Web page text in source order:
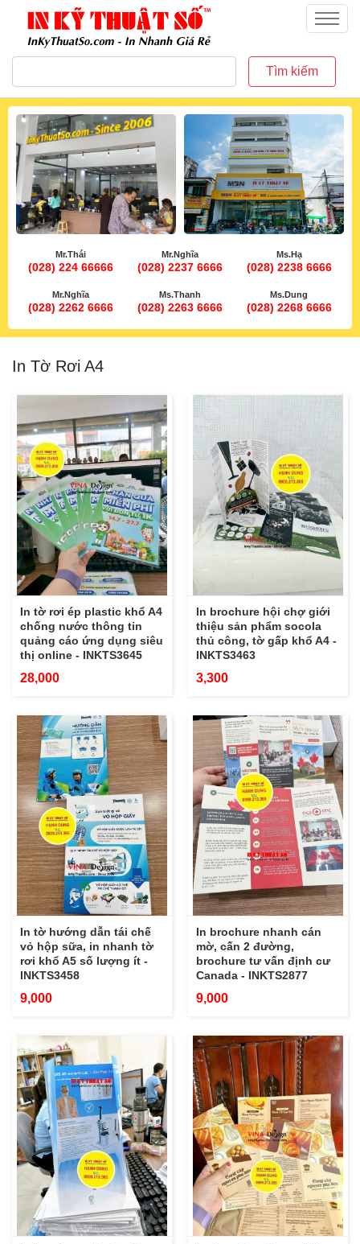
inkythuatso.com
Menu
Tìm kiếm
Mr.Thái
(028) 224 66666
Mr.Nghĩa
(028) 2237 6666
Ms.Hạ
(028) 2238 6666
Mr.Nghĩa
(028) 2262 6666
Ms.Thanh
(028) 2263 6666
Ms.Dung
(028) 2268 6666
In Tờ Rơi A4
In tờ rơi ép plastic khổ A4
chống nước thông tin
quảng cáo ứng dụng siêu
thị online - INKTS3645
28,000
In brochure hội chợ giới
thiệu sản phẩm socola
thủ công, tờ gấp khổ A4 -
INKTS3463
3,300
In tờ hướng dẫn tái chế
vỏ hộp sữa, in nhanh tờ
rơi khổ A5 số lượng ít -
INKTS3458
9,000
In brochure nhanh cán
mờ, cấn 2 đường,
brochure tư vấn định cư
Canada - INKTS2877
9,000